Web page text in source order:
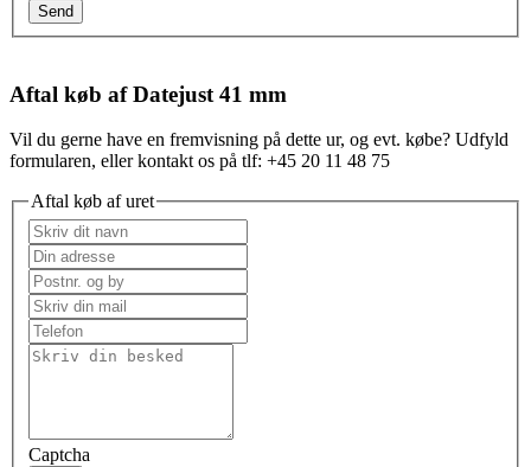
Send
Aftal køb af Datejust 41 mm
Vil du gerne have en fremvisning på dette ur, og evt. købe? Udfyld
formularen, eller kontakt os på tlf: +45 20 11 48 75
Aftal køb af uret
Captcha